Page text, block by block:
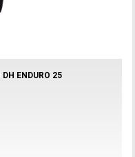
ENDURO 25